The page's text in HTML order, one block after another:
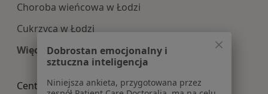
Choroba wieńcowa w Łodzi
Cukrzyca w Łodzi
Więcej (15)
Więcej w kategorii: Najczęście leczone choroby
Centra medyczne Interna w pobliżu
Dobrostan emocjonalny i
sztuczna inteligencja
Niniejsza ankieta, przygotowana przez